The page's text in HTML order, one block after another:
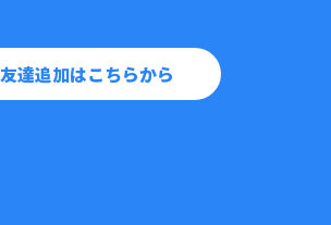
友達追加はこちらから